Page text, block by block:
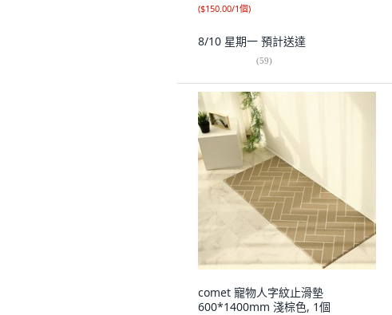
($150.00/1個)
8/10 星期一 預計送達
(59)
comet 寵物人字紋止滑墊
600*1400mm 淺棕色, 1個